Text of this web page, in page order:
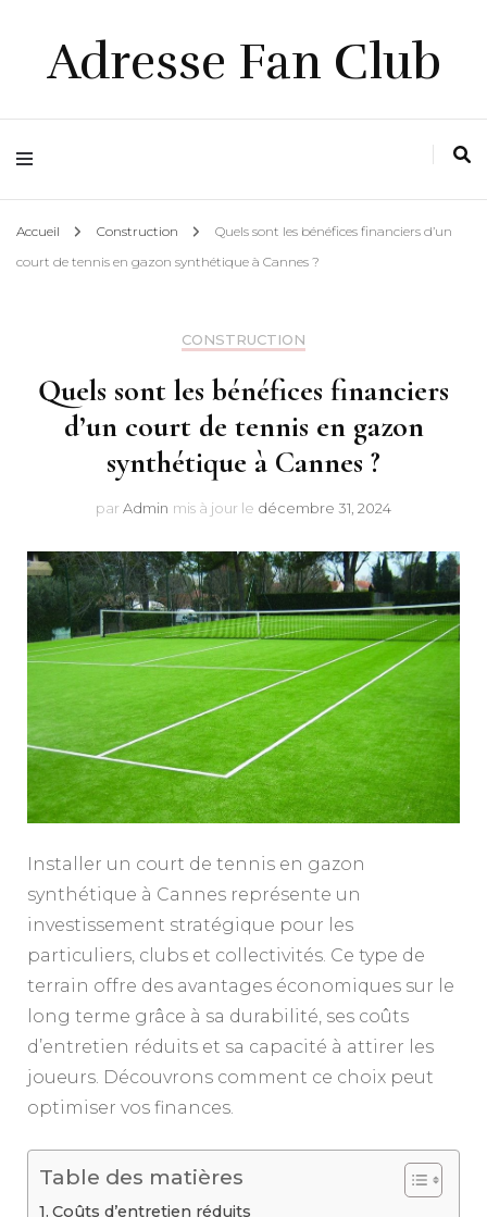
Adresse Fan Club
Accueil Construction
Quels sont les bénéfices financiers d’un
court de tennis en gazon synthétique à Cannes ?
CONSTRUCTION
Quels sont les bénéfices financiers
d’un court de tennis en gazon
synthétique à Cannes ?
par Admin mis à jour le décembre 31, 2024
Installer un court de tennis en gazon
synthétique à Cannes représente un
investissement stratégique pour les
particuliers, clubs et collectivités. Ce type de
terrain offre des avantages économiques sur le
long terme grâce à sa durabilité, ses coûts
d’entretien réduits et sa capacité à attirer les
joueurs. Découvrons comment ce choix peut
optimiser vos finances.
Table des matières
Coûts d’entretien réduits